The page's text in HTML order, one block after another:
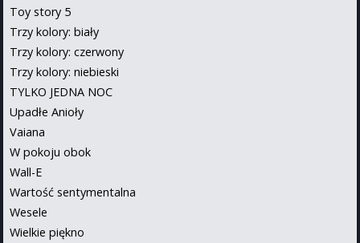
Toy story 5
Trzy kolory: biały
Trzy kolory: czerwony
Trzy kolory: niebieski
TYLKO JEDNA NOC
Upadłe Anioły
Vaiana
W pokoju obok
Wall-E
Wartość sentymentalna
Wesele
Wielkie piękno